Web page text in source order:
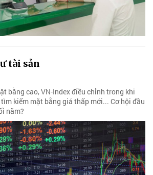
tài sản
bằng cao, VN-Index điều chỉnh trong khi
kiếm mặt bằng giá thấp mới... Cơ hội đầu
năm?